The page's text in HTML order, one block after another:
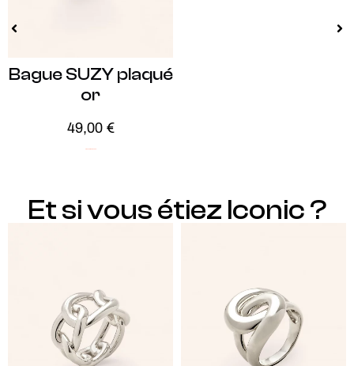
Bague SUZY plaqué
or
49,00 €
Et si vous étiez Iconic ?